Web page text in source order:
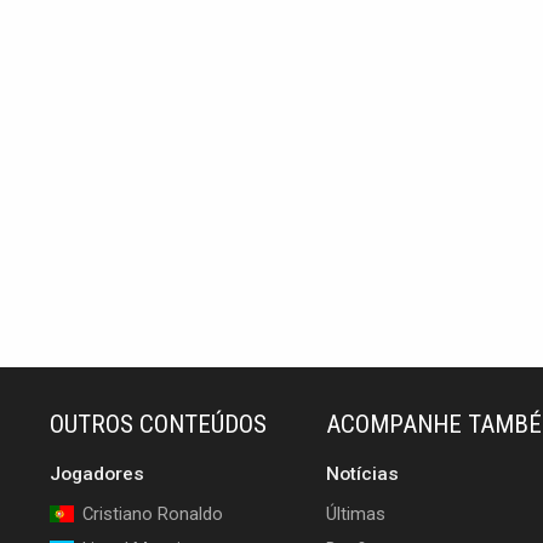
OUTROS CONTEÚDOS
Jogadores
Cristiano Ronaldo
ACOMPANHE
Notícias
Últimas